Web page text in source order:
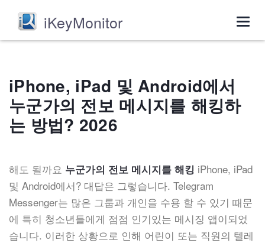
iKeyMonitor
iPhone, iPad 및 Android에서
누군가의 전보 메시지를 해킹하
는 방법? 2026
해도 될까요 누군가의 전보 메시지를 해킹 iPhone, iPad
및 Android에서? 대답은 그렇습니다. Telegram
Messenger는 많은 그룹과 개인을 수용 할 수 있기 때문
에 특히 청소년들에게 점점 인기있는 메시징 앱이되었
습니다. 이러한 상황으로 인해 어린이 또는 직원의 텔레